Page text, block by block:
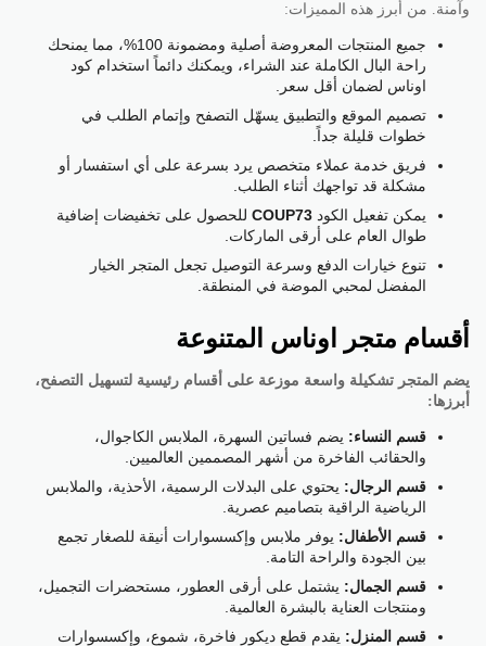
وآمنة. من أبرز هذه المميزات:
جميع المنتجات المعروضة أصلية ومضمونة 100%، مما يمنحك
راحة البال الكاملة عند الشراء، ويمكنك دائماً استخدام كود
اوناس لضمان أقل سعر.
تصميم الموقع والتطبيق يسهّل التصفح وإتمام الطلب في
خطوات قليلة جداً.
فريق خدمة عملاء متخصص يرد بسرعة على أي استفسار أو
مشكلة قد تواجهك أثناء الطلب.
يمكن تفعيل الكود COUP73 للحصول على تخفيضات إضافية
طوال العام على أرقى الماركات.
تنوع خيارات الدفع وسرعة التوصيل تجعل المتجر الخيار
المفضل لمحبي الموضة في المنطقة.
أقسام متجر اوناس المتنوعة
يضم المتجر تشكيلة واسعة موزعة على أقسام رئيسية لتسهيل التصفح،
أبرزها:
قسم النساء: يضم فساتين السهرة، الملابس الكاجوال،
والحقائب الفاخرة من أشهر المصممين العالميين.
قسم الرجال: يحتوي على البدلات الرسمية، الأحذية، والملابس
الرياضية الراقية بتصاميم عصرية.
قسم الأطفال: يوفر ملابس وإكسسوارات أنيقة للصغار تجمع
بين الجودة والراحة التامة.
قسم الجمال: يشتمل على أرقى العطور، مستحضرات التجميل،
ومنتجات العناية بالبشرة العالمية.
قسم المنزل: يقدم قطع ديكور فاخرة، شموع، وإكسسوارات